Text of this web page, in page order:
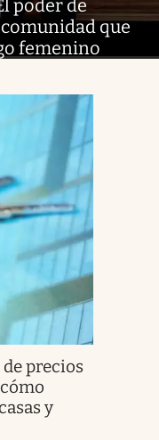
poder de
que
femenino
de precios
y